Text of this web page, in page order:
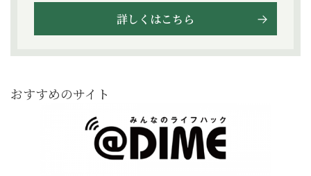
詳しくはこちら
おすすめのサイト